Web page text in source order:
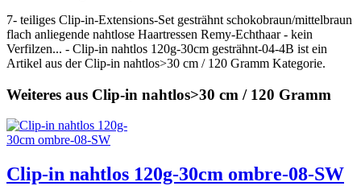
7- teiliges Clip-in-Extensions-Set gesträhnt schokobraun/mittelbraun
flach anliegende nahtlose Haartressen Remy-Echthaar - kein
Verfilzen... - Clip-in nahtlos 120g-30cm gesträhnt-04-4B ist ein
Artikel aus der Clip-in nahtlos>30 cm / 120 Gramm Kategorie.
Weiteres aus Clip-in nahtlos>30 cm / 120 Gramm
Clip-in nahtlos 120g-30cm ombre-08-SW